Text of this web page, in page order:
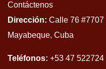
Contáctenos
Dirección: Calle 76 #7707
Mayabeque, Cuba
Teléfonos: +53 47